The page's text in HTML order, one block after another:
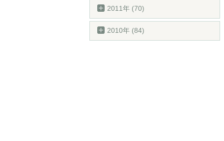
2011年 (70)
2010年 (84)